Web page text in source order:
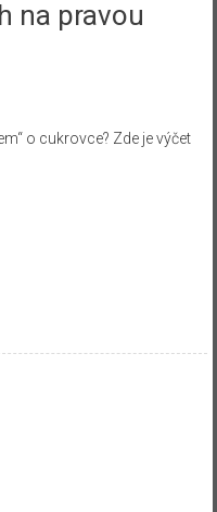
na pravou
o cukrovce? Zde je výčet